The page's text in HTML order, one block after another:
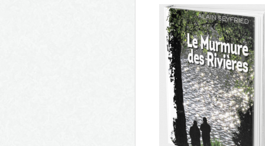
L'éclosion